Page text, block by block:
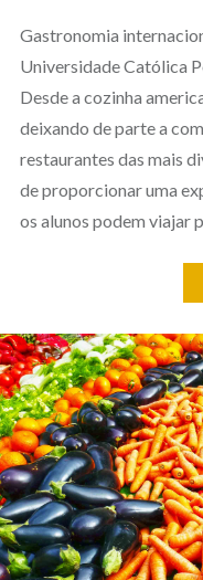
Gastronomia
Universidade Católica
Desde a cozinha
deixando de parte a
restaurantes das mais
de proporcionar uma
os alunos podem viajar